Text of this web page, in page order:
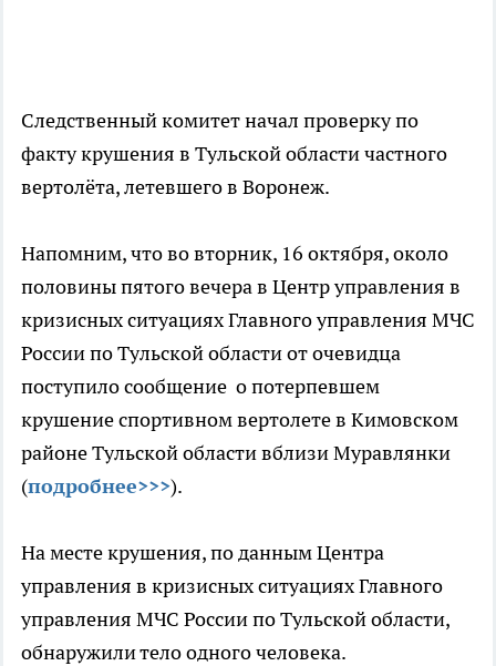
Следственный комитет начал проверку по
факту крушения в Тульской области частного
вертолёта, летевшего в Воронеж.
Напомним, что во вторник, 16 октября, около
половины пятого вечера в Центр управления в
кризисных ситуациях Главного управления МЧС
России по Тульской области от очевидца
поступило сообщение о потерпевшем
крушение спортивном вертолете в Кимовском
районе Тульской области вблизи Муравлянки
(подробнее>>>).
На месте крушения, по данным Центра
управления в кризисных ситуациях Главного
управления МЧС России по Тульской области,
обнаружили тело одного человека.